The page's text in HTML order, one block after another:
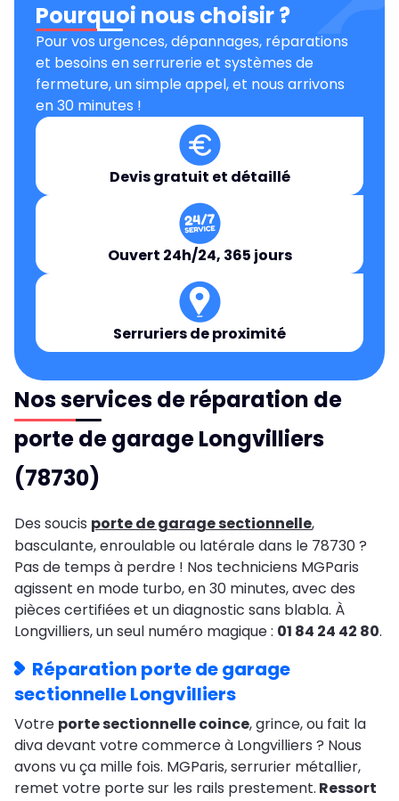
Pourquoi nous choisir ?
Pour vos urgences, dépannages, réparations
et besoins en serrurerie et systèmes de
fermeture, un simple appel, et nous arrivons
en 30 minutes !
Devis gratuit et détaillé
Ouvert 24h/24, 365 jours
Serruriers de proximité
Nos services de réparation de
porte de garage Longvilliers
(78730)
Des soucis porte de garage sectionnelle,
basculante, enroulable ou latérale dans le 78730 ?
Pas de temps à perdre ! Nos techniciens MGParis
agissent en mode turbo, en 30 minutes, avec des
pièces certifiées et un diagnostic sans blabla. À
Longvilliers, un seul numéro magique : 01 84 24 42 80.
Réparation porte de garage
sectionnelle Longvilliers
Votre porte sectionnelle coince, grince, ou fait la
diva devant votre commerce à Longvilliers ? Nous
avons vu ça mille fois. MGParis, serrurier métallier,
remet votre porte sur les rails prestement. Ressort